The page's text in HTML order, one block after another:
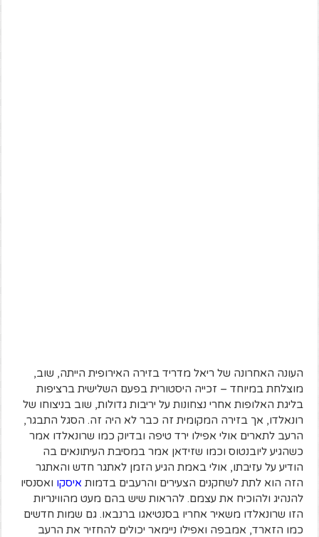
העונה האחרונה של ריאל מדריד בזירה האירופית הייתה, שוב,
מוצלחת במיוחד – זכייה היסטורית בפעם השלישית ברציפות
בליגת האלופות אחרי נצחונות על יריבות גדולות, שוב בניצוחו של
רונאלדו, אך בזירה המקומית זה כבר לא היה זה. הסגל התבגר,
הרעב לתארים אולי אפילו ירד טיפה ובדיוק כמו שרונאלדו אמר
כשהגיע ליובנטוס וכמו שזידאן אמר במסיבת העיתונאים בה
הודיע על עזיבתו, אולי באמת הגיע הזמן לאתגר חדש והאתגר
הזה הוא לתת לשחקנים הצעירים והרעבים בדמות איסקו ואסנסיו
להנהיג ולהוכיח את עצמם. להראות שיש בהם מעט מהווינריות
הזו שרונאלדו משאיר אחריו בסנטיאגו ברנבאו. גם שמות חדשים
כמו הזארד, אמבפה ואפילו ניימאר יכולים להחזיר את הרעב